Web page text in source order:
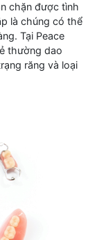
chặn được tình
là chúng có thể
Tại Peace
thường dao
răng và loại